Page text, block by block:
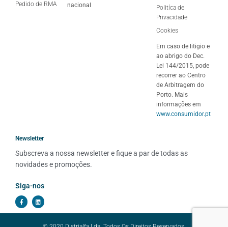
Pedido de RMA
nacional
Politíca de
Privacidade
Cookies
Em caso de litigio e
ao abrigo do Dec.
Lei 144/2015, pode
recorrer ao Centro
de Arbitragem do
Porto. Mais
informações em
www.consumidor.pt
Newsletter
Subscreva a nossa newsletter e fique a par de todas as
novidades e promoções.
Siga-nos